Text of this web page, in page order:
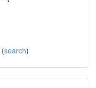
(search)